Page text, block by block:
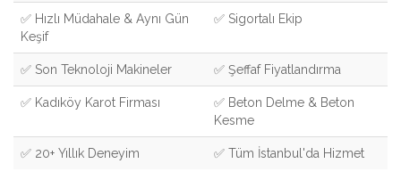
✅ Hızlı Müdahale & Aynı Gün
Keşif
✅ Sigortalı Ekip
✅ Son Teknoloji Makineler ✅ Şeffaf Fiyatlandırma
✅ Kadıköy Karot Firması
✅ Beton Delme & Beton
Kesme
✅ 20+ Yıllık Deneyim ✅ Tüm İstanbul'da Hizmet